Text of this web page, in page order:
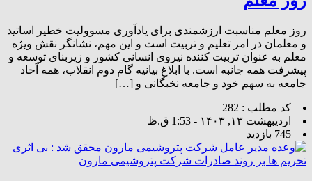
روز معلم مناسبت ارزشمندی برای یادآوری مسوولیت خطیر اساتید
و معلمان در امر تعلیم و تربیت است و این مهم، نشانگر نقش ویژه
معلم به عنوان تربیت کننده نیروی انسانی کشور و زیربنای توسعه و
پیشرفت همه جانبه است. با ابلاغ بیانیه گام دوم انقلاب، همه آحاد
جامعه به سهم خود و جامعه نخبگانی و […]
کد مطلب : 282
اردیبهشت ۱۳, ۱۴۰۳ - 1:53 ق.ظ
745 بازدید